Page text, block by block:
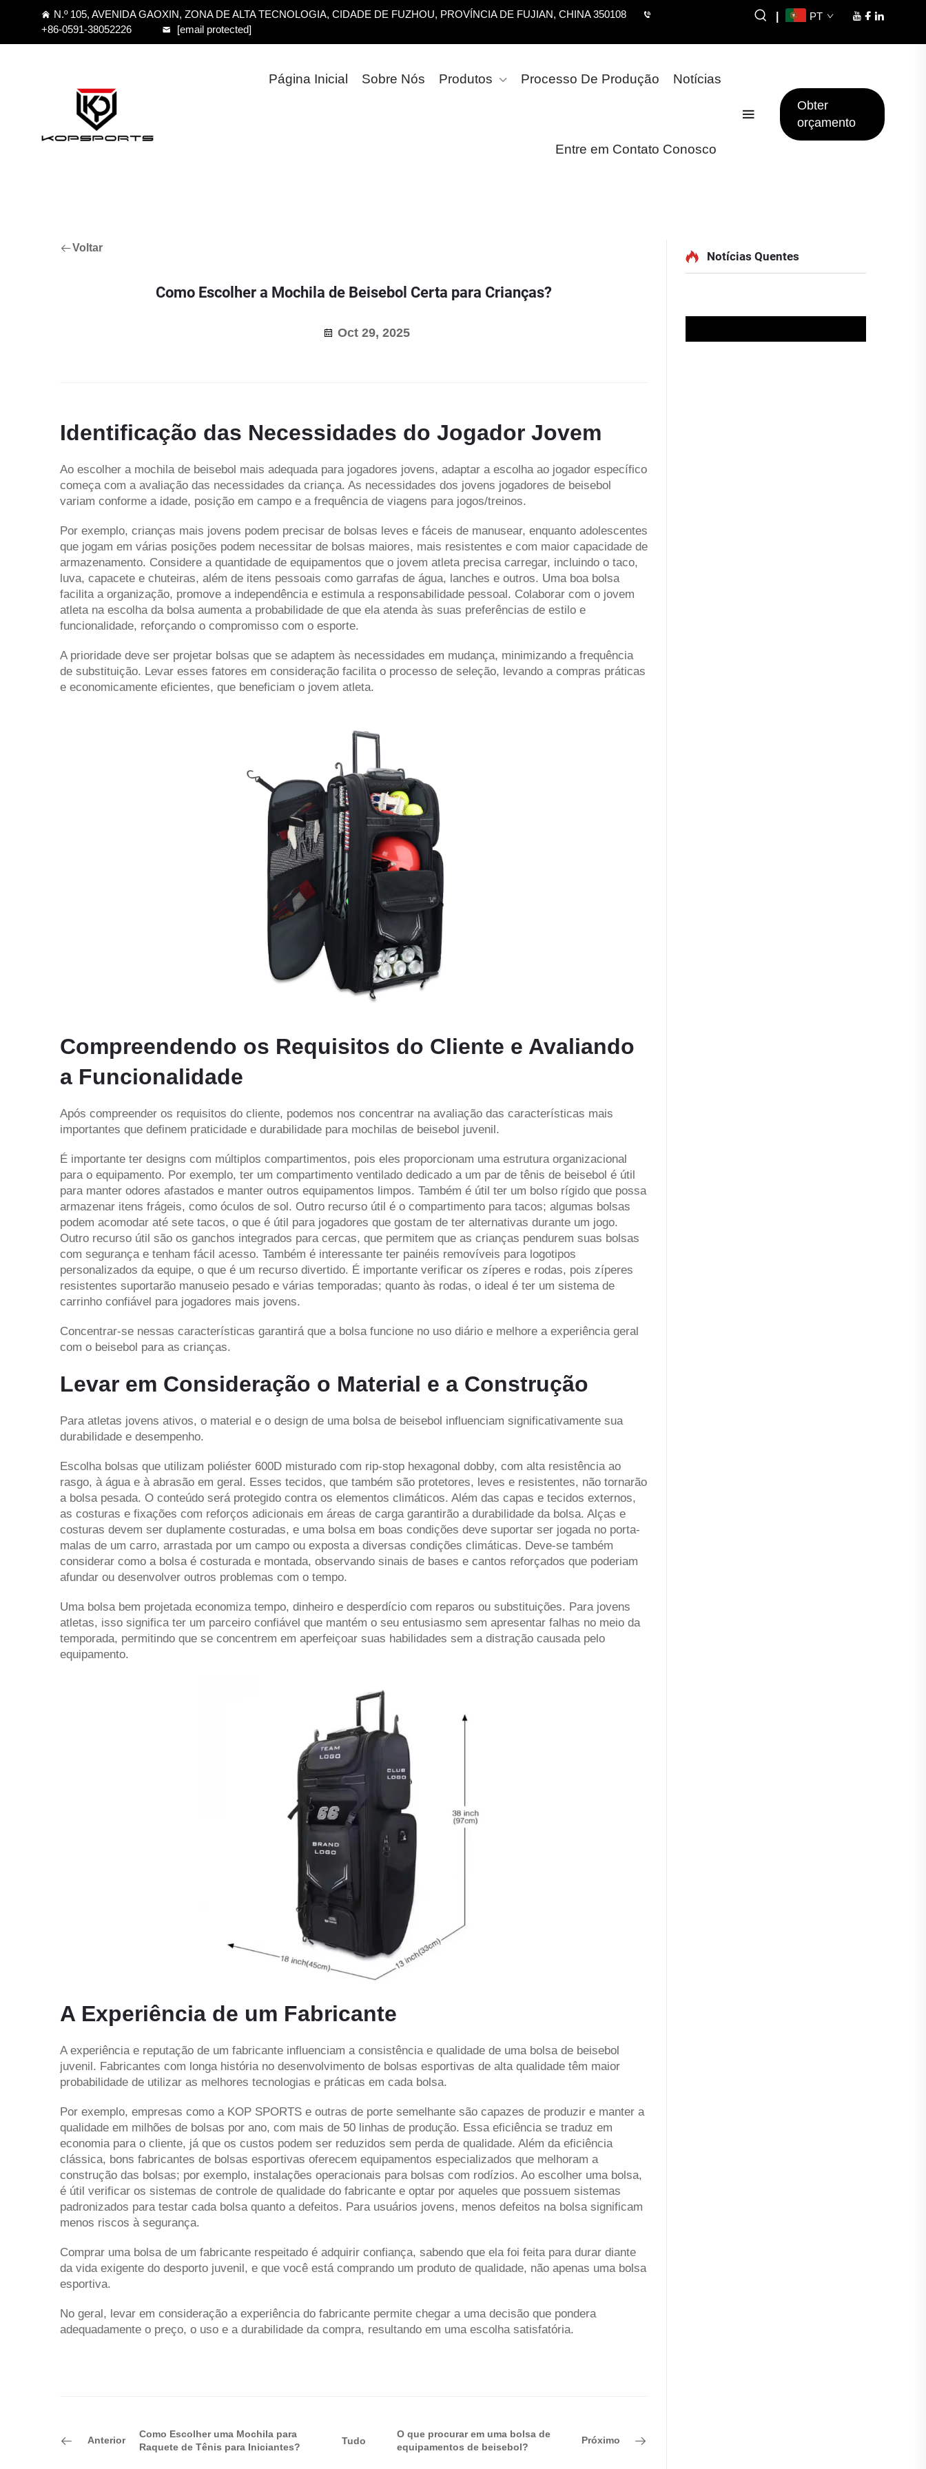
N.º 105, AVENIDA GAOXIN, ZONA DE ALTA TECNOLOGIA, CIDADE DE FUZHOU, PROVÍNCIA DE FUJIAN, CHINA 350108
+86-0591-38052226
[email protected]
PT
Página Inicial Sobre Nós Produtos Processo De Produção Notícias
Entre em Contato Conosco
Obter
orçamento
Voltar
Como Escolher a Mochila de Beisebol Certa para Crianças?
Oct 29, 2025
Identificação das Necessidades do Jogador Jovem
Ao escolher a mochila de beisebol mais adequada para jogadores jovens, adaptar a escolha ao jogador específico
começa com a avaliação das necessidades da criança. As necessidades dos jovens jogadores de beisebol
variam conforme a idade, posição em campo e a frequência de viagens para jogos/treinos.
Por exemplo, crianças mais jovens podem precisar de bolsas leves e fáceis de manusear, enquanto adolescentes
que jogam em várias posições podem necessitar de bolsas maiores, mais resistentes e com maior capacidade de
armazenamento. Considere a quantidade de equipamentos que o jovem atleta precisa carregar, incluindo o taco,
luva, capacete e chuteiras, além de itens pessoais como garrafas de água, lanches e outros. Uma boa bolsa
facilita a organização, promove a independência e estimula a responsabilidade pessoal. Colaborar com o jovem
atleta na escolha da bolsa aumenta a probabilidade de que ela atenda às suas preferências de estilo e
funcionalidade, reforçando o compromisso com o esporte.
A prioridade deve ser projetar bolsas que se adaptem às necessidades em mudança, minimizando a frequência
de substituição. Levar esses fatores em consideração facilita o processo de seleção, levando a compras práticas
e economicamente eficientes, que beneficiam o jovem atleta.
Compreendendo os Requisitos do Cliente e Avaliando
a Funcionalidade
Após compreender os requisitos do cliente, podemos nos concentrar na avaliação das características mais
importantes que definem praticidade e durabilidade para mochilas de beisebol juvenil.
É importante ter designs com múltiplos compartimentos, pois eles proporcionam uma estrutura organizacional
para o equipamento. Por exemplo, ter um compartimento ventilado dedicado a um par de tênis de beisebol é útil
para manter odores afastados e manter outros equipamentos limpos. Também é útil ter um bolso rígido que possa
armazenar itens frágeis, como óculos de sol. Outro recurso útil é o compartimento para tacos; algumas bolsas
podem acomodar até sete tacos, o que é útil para jogadores que gostam de ter alternativas durante um jogo.
Outro recurso útil são os ganchos integrados para cercas, que permitem que as crianças pendurem suas bolsas
com segurança e tenham fácil acesso. Também é interessante ter painéis removíveis para logotipos
personalizados da equipe, o que é um recurso divertido. É importante verificar os zíperes e rodas, pois zíperes
resistentes suportarão manuseio pesado e várias temporadas; quanto às rodas, o ideal é ter um sistema de
carrinho confiável para jogadores mais jovens.
Concentrar-se nessas características garantirá que a bolsa funcione no uso diário e melhore a experiência geral
com o beisebol para as crianças.
Levar em Consideração o Material e a Construção
Para atletas jovens ativos, o material e o design de uma bolsa de beisebol influenciam significativamente sua
durabilidade e desempenho.
Escolha bolsas que utilizam poliéster 600D misturado com rip-stop hexagonal dobby, com alta resistência ao
rasgo, à água e à abrasão em geral. Esses tecidos, que também são protetores, leves e resistentes, não tornarão
a bolsa pesada. O conteúdo será protegido contra os elementos climáticos. Além das capas e tecidos externos,
as costuras e fixações com reforços adicionais em áreas de carga garantirão a durabilidade da bolsa. Alças e
costuras devem ser duplamente costuradas, e uma bolsa em boas condições deve suportar ser jogada no porta-
malas de um carro, arrastada por um campo ou exposta a diversas condições climáticas. Deve-se também
considerar como a bolsa é costurada e montada, observando sinais de bases e cantos reforçados que poderiam
afundar ou desenvolver outros problemas com o tempo.
Uma bolsa bem projetada economiza tempo, dinheiro e desperdício com reparos ou substituições. Para jovens
atletas, isso significa ter um parceiro confiável que mantém o seu entusiasmo sem apresentar falhas no meio da
temporada, permitindo que se concentrem em aperfeiçoar suas habilidades sem a distração causada pelo
equipamento.
A Experiência de um Fabricante
A experiência e reputação de um fabricante influenciam a consistência e qualidade de uma bolsa de beisebol
juvenil. Fabricantes com longa história no desenvolvimento de bolsas esportivas de alta qualidade têm maior
probabilidade de utilizar as melhores tecnologias e práticas em cada bolsa.
Por exemplo, empresas como a KOP SPORTS e outras de porte semelhante são capazes de produzir e manter a
qualidade em milhões de bolsas por ano, com mais de 50 linhas de produção. Essa eficiência se traduz em
economia para o cliente, já que os custos podem ser reduzidos sem perda de qualidade. Além da eficiência
clássica, bons fabricantes de bolsas esportivas oferecem equipamentos especializados que melhoram a
construção das bolsas; por exemplo, instalações operacionais para bolsas com rodízios. Ao escolher uma bolsa,
é útil verificar os sistemas de controle de qualidade do fabricante e optar por aqueles que possuem sistemas
padronizados para testar cada bolsa quanto a defeitos. Para usuários jovens, menos defeitos na bolsa significam
menos riscos à segurança.
Comprar uma bolsa de um fabricante respeitado é adquirir confiança, sabendo que ela foi feita para durar diante
da vida exigente do desporto juvenil, e que você está comprando um produto de qualidade, não apenas uma bolsa
esportiva.
No geral, levar em consideração a experiência do fabricante permite chegar a uma decisão que pondera
adequadamente o preço, o uso e a durabilidade da compra, resultando em uma escolha satisfatória.
Anterior
Como Escolher uma Mochila para
Raquete de Tênis para Iniciantes?
Tudo
O que procurar em uma bolsa de
equipamentos de beisebol?
Próximo
Notícias Quentes